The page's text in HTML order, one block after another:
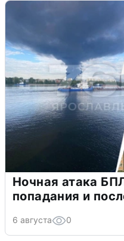
Ночная атака
попадания и
6 августа 0